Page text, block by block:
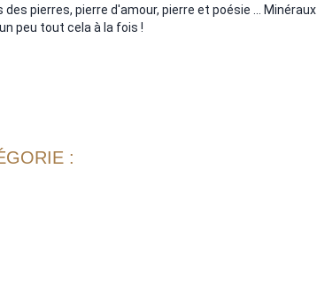
pierres, pierre d'amour, pierre et poésie ... Minéraux
peu tout cela à la fois !
: